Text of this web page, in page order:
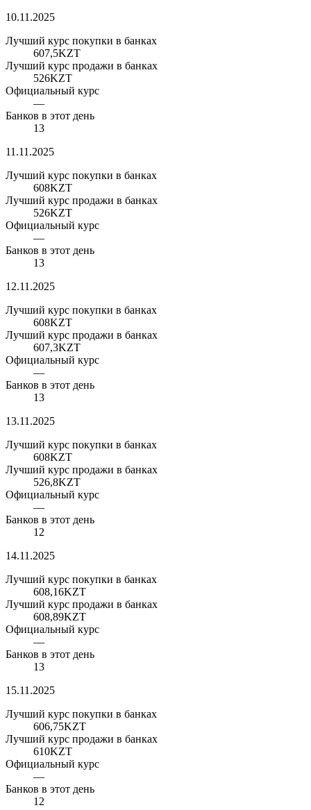
10.11.2025
Лучший курс покупки в банках
607,5KZT
Лучший курс продажи в банках
526KZT
Официальный курс
—
Банков в этот день
13
11.11.2025
Лучший курс покупки в банках
608KZT
Лучший курс продажи в банках
526KZT
Официальный курс
—
Банков в этот день
13
12.11.2025
Лучший курс покупки в банках
608KZT
Лучший курс продажи в банках
607,3KZT
Официальный курс
—
Банков в этот день
13
13.11.2025
Лучший курс покупки в банках
608KZT
Лучший курс продажи в банках
526,8KZT
Официальный курс
—
Банков в этот день
12
14.11.2025
Лучший курс покупки в банках
608,16KZT
Лучший курс продажи в банках
608,89KZT
Официальный курс
—
Банков в этот день
13
15.11.2025
Лучший курс покупки в банках
606,75KZT
Лучший курс продажи в банках
610KZT
Официальный курс
—
Банков в этот день
12